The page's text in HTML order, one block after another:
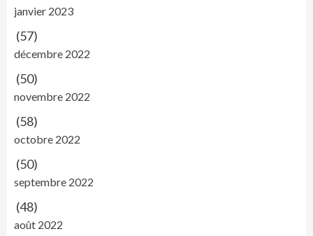
janvier 2023
(57)
décembre 2022
(50)
novembre 2022
(58)
octobre 2022
(50)
septembre 2022
(48)
août 2022